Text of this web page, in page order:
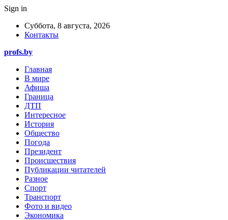
Sign in
Суббота, 8 августа, 2026
Контакты
profs.by
Главная
В мире
Афиша
Граница
ДТП
Интересное
История
Общество
Погода
Президент
Происшествия
Публикации читателей
Разное
Спорт
Транспорт
Фото и видео
Экономика